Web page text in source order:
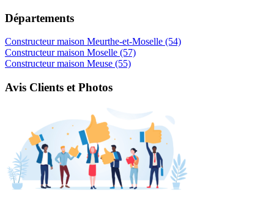
Départements
Constructeur maison Meurthe-et-Moselle (54)
Constructeur maison Moselle (57)
Constructeur maison Meuse (55)
Avis Clients et Photos